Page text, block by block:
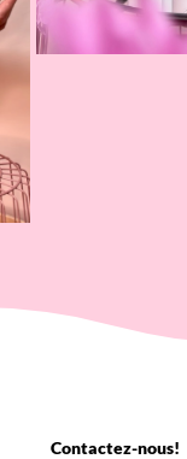
Contactez-nous!